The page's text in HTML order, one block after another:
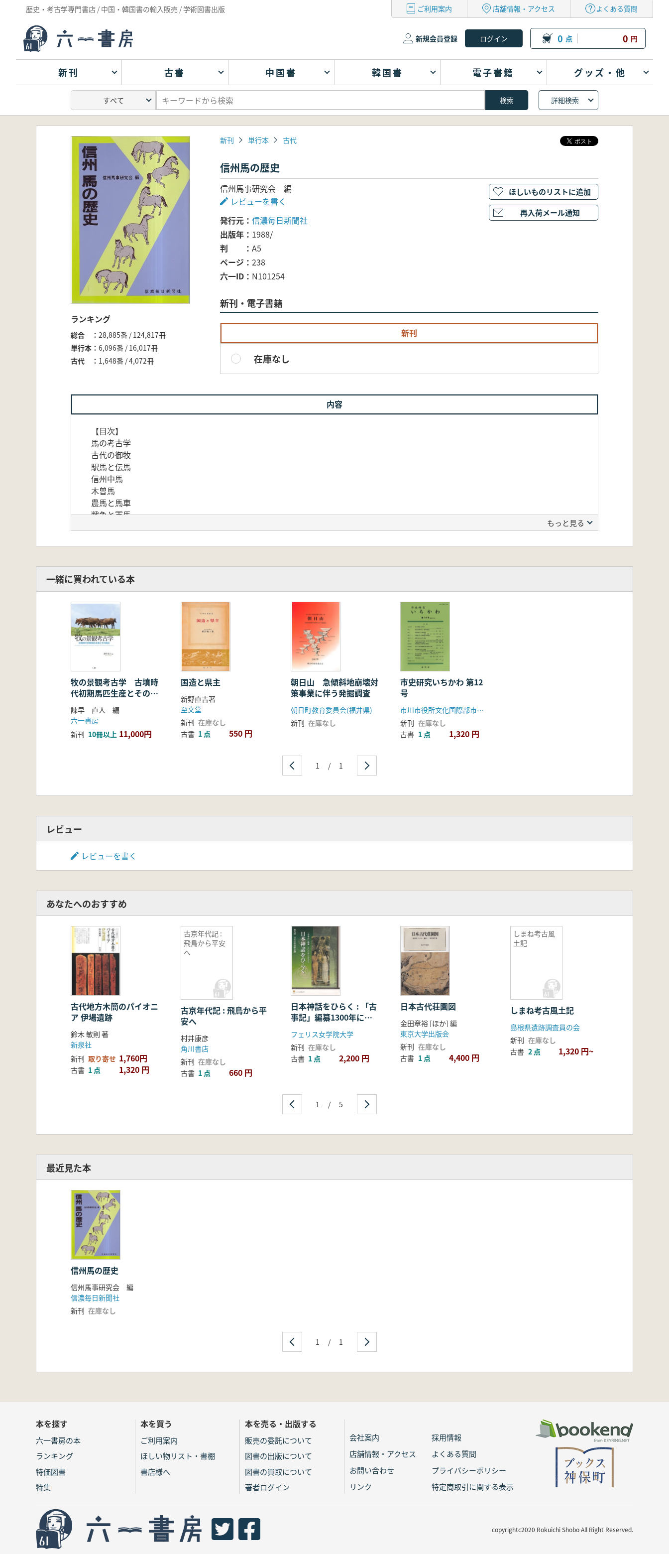
歴史・考古学専門書店 / 中国・韓国書の輸入販売 / 学術図書出版 ご利用案内 店舗情報・アクセス よくある質問
新規会員登録 0 点 0 円
新刊 古書 中国書 韓国書 電子書籍 グッズ・他
詳細検索
ランキング
総合
28,885番 / 124,817冊
単行本
6,096番 / 16,017冊
古代
1,648番 / 4,072冊
新刊 単行本 古代
信州馬の歴史
信州馬事研究会 編
レビューを書く
発行元
信濃毎日新聞社
出版年
1988/
判
A5
ページ
238
六一ID
N101254
新刊・電子書籍
新刊
在庫なし
ほしいものリストに追加
再入荷メール通知
内容
【目次】
馬の考古学
古代の御牧
駅馬と伝馬
信州中馬
木曽馬
農馬と馬車
戦争と軍馬
もっと見る
一緒に買われている本
牧の景観考古学 古墳時
代初期馬匹生産とその周
辺
諫早 直人 編
六一書房
新刊 10冊以上 11,000円
国造と県主
新野直吉著
至文堂
新刊 在庫なし
古書 1 点 550 円
朝日山 急傾斜地崩壊対
策事業に伴う発掘調査
朝日町教育委員会(福井県)
新刊 在庫なし
市史研究いちかわ 第12
号
市川市役所文化国際部市史編さん担当
新刊 在庫なし
古書 1 点 1,320 円
1 / 1
レビュー
レビューを書く
あなたへのおすすめ
古代地方木簡のパイオニ
ア 伊場遺跡
鈴木 敏則 著
新泉社
新刊 取り寄せ 1,760円
古書 1 点 1,320 円
古京年代記 :
飛鳥から平安
へ
古京年代記 : 飛鳥から平
安へ
村井康彦
角川書店
新刊 在庫なし
古書 1 点 660 円
日本神話をひらく : 「古
事記」編纂1300年に寄
フェリス女学院大学
新刊 在庫なし
古書 1 点 2,200 円
日本古代荘園図
金田章裕 [ほか] 編
東京大学出版会
新刊 在庫なし
古書 1 点 4,400 円
しまね考古風
土記
しまね考古風土記
島根県遺跡調査員の会
新刊 在庫なし
古書 2 点 1,320 円~
1 / 5
最近見た本
信州馬の歴史
信州馬事研究会 編
信濃毎日新聞社
新刊 在庫なし
1 / 1
本を探す
六一書房の本
ランキング
特価図書
特集
本を買う
ご利用案内
ほしい物リスト・書棚
書店様へ
本を売る・出版する
販売の委託について
図書の出版について
図書の買取について
著者ログイン
会社案内
採用情報
店舗情報・アクセス
よくある質問
お問い合わせ
プライバシーポリシー
リンク
特定商取引に関する表示
copyrightc2020 Rokuichi Shobo All Right Reserved.